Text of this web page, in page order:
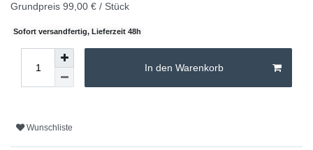
Grundpreis 99,00 € / Stück
Sofort versandfertig, Lieferzeit 48h
In den Warenkorb
Wunschliste